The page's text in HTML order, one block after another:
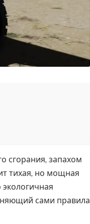
сгорания, запахом
тихая, но мощная
сами правила